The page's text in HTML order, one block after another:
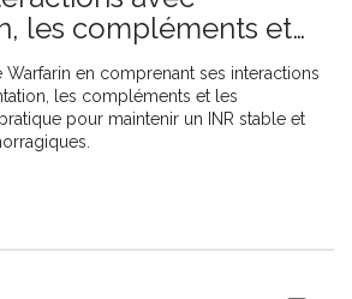
les compléments et
en comprenant ses interactions
les compléments et les
pour maintenir un INR stable et